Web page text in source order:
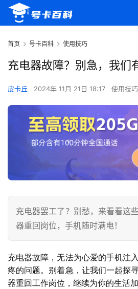
首页 号卡百科 使用技巧
充电器故障？别急，我们
皮卡丘 2024年 11月 21日 18:17 使用技巧
充电器罢工了？别愁，来看看这
器重回岗位，手机随时满电！
充电器故障，无法为心爱的手机注
疼的问题。别着急，让我们一起探
器重回工作岗位，继续为你的生活加